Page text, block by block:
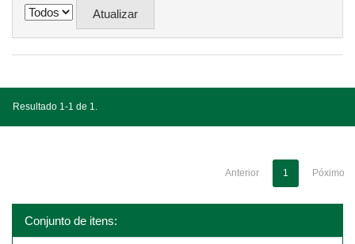
Resultado 1-1 de 1.
Anterior 1 Póximo
Conjunto de itens: